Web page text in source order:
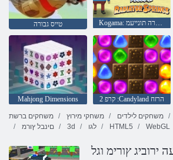
טייס גבורה Kogama: רוטאידרה תונייעמ
Mahjong Dimensions 2 קרפ :Candyland הרזח
משחקים ברשת
משחקי מירוץ משחקים לילדים
םינבל ץורמ
3d לגו HTML5 WebGL
ירוביג ץורימ וגל